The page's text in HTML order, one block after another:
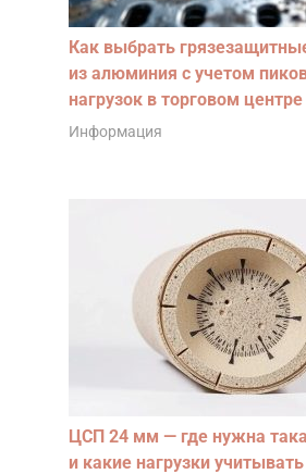
Как выбрать
из алюминия с учетом
нагрузок в торговом центре
Информация
ЦСП 24 мм — где нужна
и какие нагрузки учитывать